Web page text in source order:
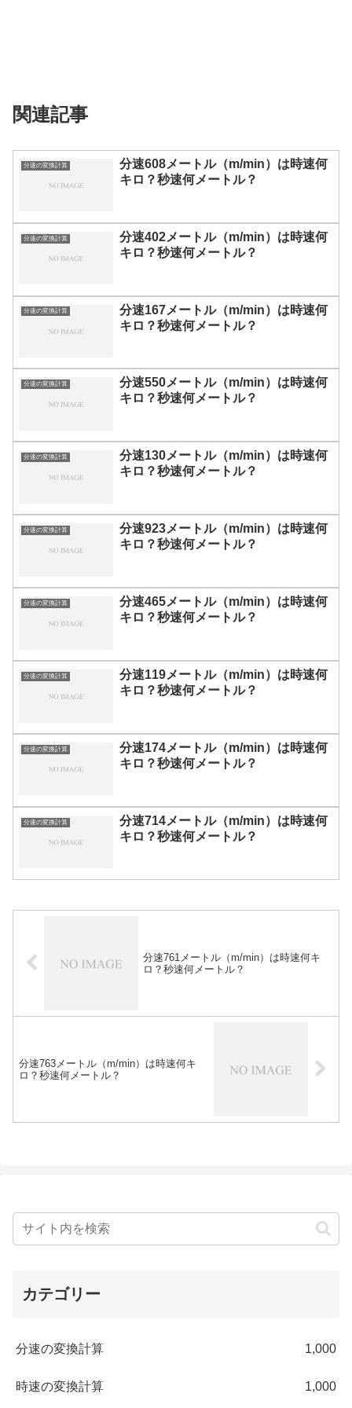
関連記事
分速の変換計算
分速608メートル（m/min）は時速何
キロ？秒速何メートル？
分速の変換計算
分速402メートル（m/min）は時速何
キロ？秒速何メートル？
分速の変換計算
分速167メートル（m/min）は時速何
キロ？秒速何メートル？
分速の変換計算
分速550メートル（m/min）は時速何
キロ？秒速何メートル？
分速の変換計算
分速130メートル（m/min）は時速何
キロ？秒速何メートル？
分速の変換計算
分速923メートル（m/min）は時速何
キロ？秒速何メートル？
分速の変換計算
分速465メートル（m/min）は時速何
キロ？秒速何メートル？
分速の変換計算
分速119メートル（m/min）は時速何
キロ？秒速何メートル？
分速の変換計算
分速174メートル（m/min）は時速何
キロ？秒速何メートル？
分速の変換計算
分速714メートル（m/min）は時速何
キロ？秒速何メートル？
分速761メートル（m/min）は時速何キ
ロ？秒速何メートル？
分速763メートル（m/min）は時速何キ
ロ？秒速何メートル？
カテゴリー
分速の変換計算 1,000
時速の変換計算 1,000